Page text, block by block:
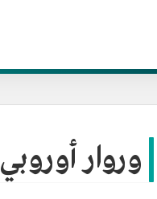
وروار أوروبي